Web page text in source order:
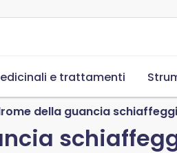
e trattamenti
della guancia